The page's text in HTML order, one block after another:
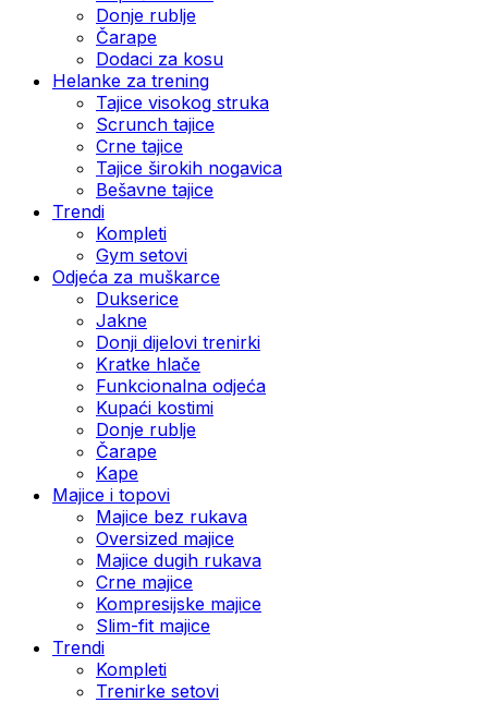
Donje rublje
Čarape
Dodaci za kosu
Helanke za trening
Tajice visokog struka
Scrunch tajice
Crne tajice
Tajice širokih nogavica
Bešavne tajice
Trendi
Kompleti
Gym setovi
Odjeća za muškarce
Dukserice
Jakne
Donji dijelovi trenirki
Kratke hlače
Funkcionalna odjeća
Kupaći kostimi
Donje rublje
Čarape
Kape
Majice i topovi
Majice bez rukava
Oversized majice
Majice dugih rukava
Crne majice
Kompresijske majice
Slim-fit majice
Trendi
Kompleti
Trenirke setovi